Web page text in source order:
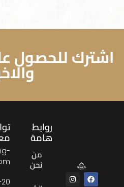
اشترك للحصول
روابط
هامة
من
نحن